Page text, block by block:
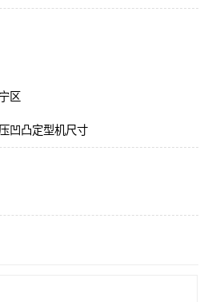
区
凹凸定型机尺寸